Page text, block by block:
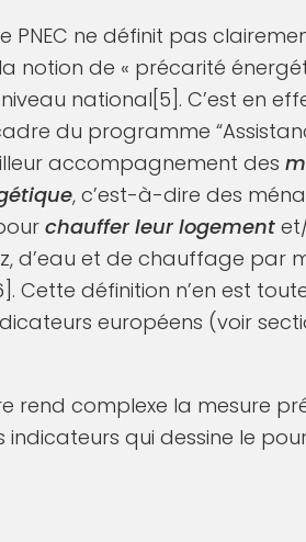
PNEC ne définit pas
notion de « précarité
national[5]. C’est en
du programme
accompagnement des
, c’est-à-dire des
chauffer leur logement
d’eau et de chauffage par
Cette définition n’en est
européens (voir
rend complexe la mesure
indicateurs qui dessine le